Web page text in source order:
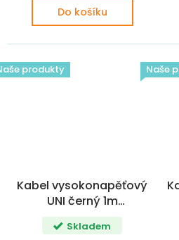
Do košíku
produkty
Kabel vysokonapěťový
UNI černý 1m
ROZEPSANO dáváme 1m
Skladem
Naše